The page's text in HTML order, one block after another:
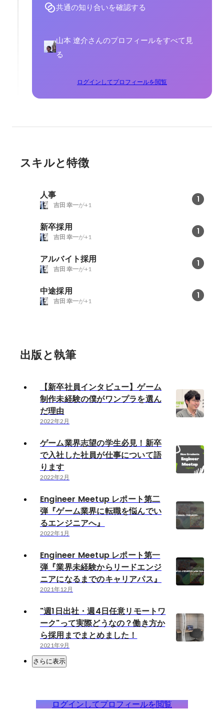
共通の知り合いを確認する
山本 遼介さんのプロフィールをすべて見
る
ログインしてプロフィールを閲覧
スキルと特徴
人事 1
吉田 幸一が+1
新卒採用 1
吉田 幸一が+1
アルバイト採用 1
吉田 幸一が+1
中途採用 1
吉田 幸一が+1
出版と執筆
【新卒社員インタビュー】ゲーム
制作未経験の僕がワンプラを選ん
だ理由
2022年2月
ゲーム業界志望の学生必見！新卒
で入社した社員が仕事について語
ります
2022年2月
Engineer Meetup レポート第二
弾『ゲーム業界に転職を悩んでい
るエンジニアへ』
2022年1月
Engineer Meetup レポート第一
弾『業界未経験からリードエンジ
ニアになるまでのキャリアパス』
2021年12月
"週1日出社・週4日任意リモートワ
ーク"って実際どうなの？働き方か
ら採用までまとめました！
2021年9月
さらに表示
ログインしてプロフィールを閲覧